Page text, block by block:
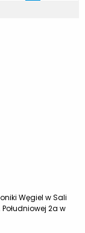
Węgiel w Sali
2a w